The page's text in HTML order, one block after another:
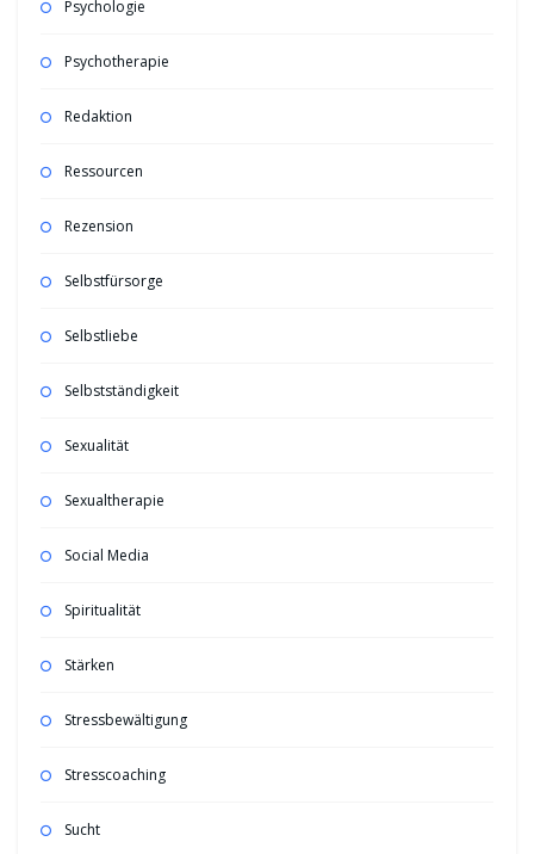
Psychologie
Psychotherapie
Redaktion
Ressourcen
Rezension
Selbstfürsorge
Selbstliebe
Selbstständigkeit
Sexualität
Sexualtherapie
Social Media
Spiritualität
Stärken
Stressbewältigung
Stresscoaching
Sucht